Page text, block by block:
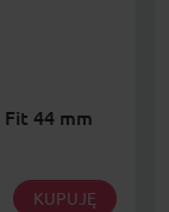
44 mm
KUPUJĘ